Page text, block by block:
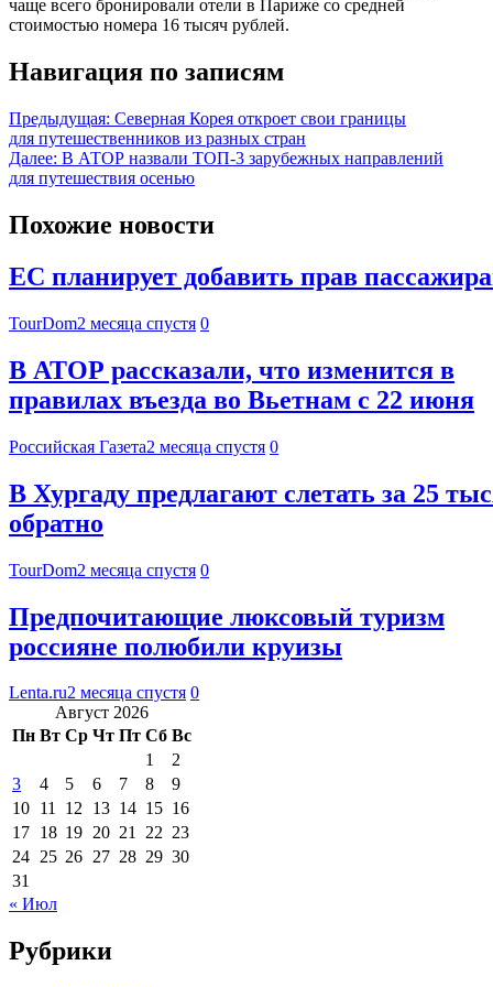
чаще всего бронировали отели в Париже со средней
стоимостью номера 16 тысяч рублей.
Навигация по записям
Предыдущая: Северная Корея откроет свои границы
для путешественников из разных стран
Далее: В АТОР назвали ТОП-3 зарубежных направлений
для путешествия осенью
Похожие новости
ЕС планирует добавить прав
TourDom2 месяца спустя 0
В АТОР рассказали, что изменится в
правилах въезда во Вьетнам с 22 июня
Российская Газета2 месяца спустя 0
В Хургаду предлагают слетать за 25
обратно
TourDom2 месяца спустя 0
Предпочитающие люксовый туризм
россияне полюбили круизы
Lenta.ru2 месяца спустя 0
Август 2026
Пн Вт Ср Чт Пт Сб Вс
1
2
3
4 5 6 7 8
9
10 11 12 13 14 15 16
17 18 19 20 21 22 23
24 25 26 27 28 29 30
31
« Июл
Рубрики